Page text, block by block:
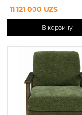
11 121 000 UZS
В корзину